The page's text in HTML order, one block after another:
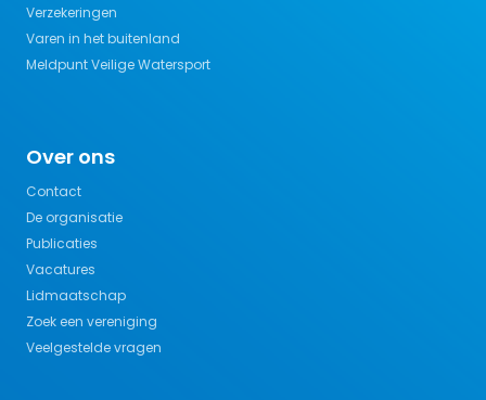
Verzekeringen
Varen in het buitenland
Meldpunt Veilige Watersport
Over ons
Contact
De organisatie
Publicaties
Vacatures
Lidmaatschap
Zoek een vereniging
Veelgestelde vragen